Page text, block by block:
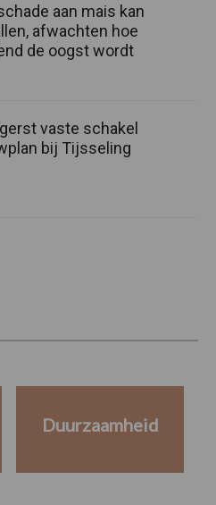
aan mais kan
afwachten hoe
de oogst wordt
vaste schakel
bij Tijsseling
Duurzaamheid